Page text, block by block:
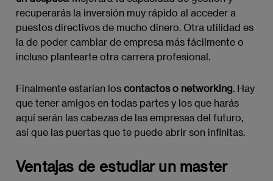
recuperarás la inversión muy rápido al acceder a
puestos directivos de mucho dinero. Otra utilidad es
la de poder cambiar de empresa más fácilmente o
incluso plantearte otra carrera profesional.
Finalmente estarían los contactos o networking . Hay
que tener amigos en todas partes y los que harás
aquí serán las cabezas de las empresas del futuro,
así que las puertas que te puede abrir son infinitas.
Ventajas de estudiar un master